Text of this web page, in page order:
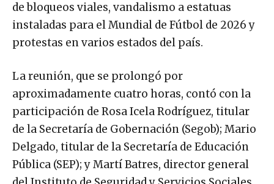
de bloqueos viales, vandalismo a estatuas
instaladas para el Mundial de Fútbol de 2026 y
protestas en varios estados del país.
La reunión, que se prolongó por
aproximadamente cuatro horas, contó con la
participación de Rosa Icela Rodríguez, titular
de la Secretaría de Gobernación (Segob); Mario
Delgado, titular de la Secretaría de Educación
Pública (SEP); y Martí Batres, director general